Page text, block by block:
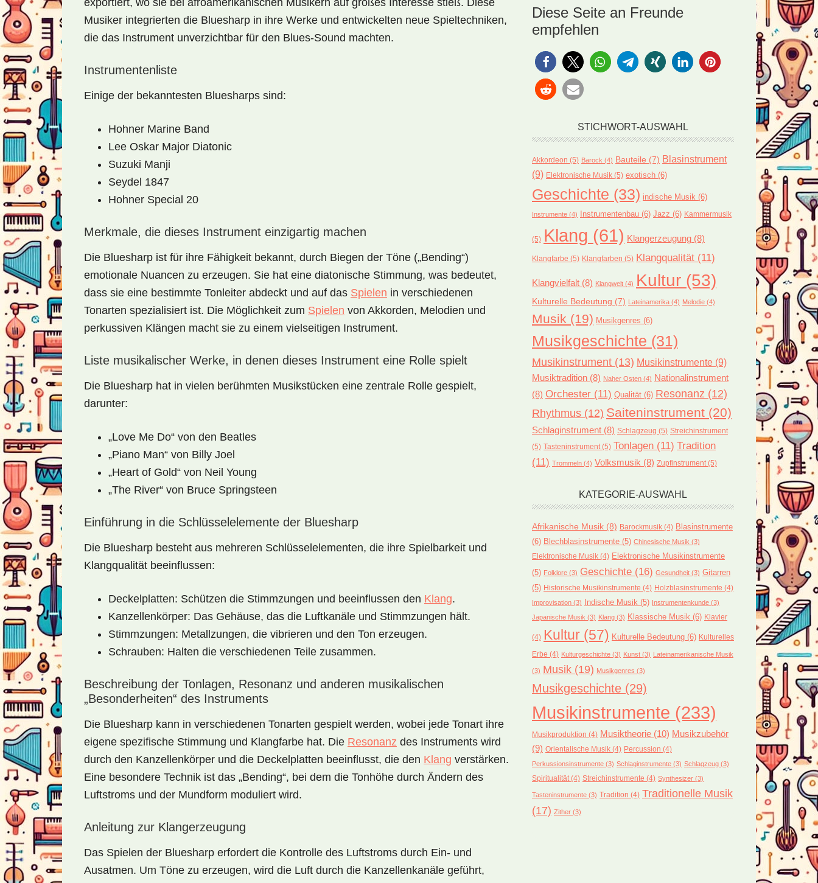
exportiert, wo sie bei afroamerikanischen Musikern auf großes Interesse stieß. Diese
Musiker integrierten die Bluesharp in ihre Werke und entwickelten neue Spieltechniken,
die das Instrument unverzichtbar für den Blues-Sound machten.
Instrumentenliste
Einige der bekanntesten Bluesharps sind:
Hohner Marine Band
Lee Oskar Major Diatonic
Suzuki Manji
Seydel 1847
Hohner Special 20
Merkmale, die dieses Instrument einzigartig machen
Die Bluesharp ist für ihre Fähigkeit bekannt, durch Biegen der Töne („Bending“)
emotionale Nuancen zu erzeugen. Sie hat eine diatonische Stimmung, was bedeutet,
dass sie eine bestimmte Tonleiter abdeckt und auf das Spielen in verschiedenen
Tonarten spezialisiert ist. Die Möglichkeit zum Spielen von Akkorden, Melodien und
perkussiven Klängen macht sie zu einem vielseitigen Instrument.
Liste musikalischer Werke, in denen dieses Instrument eine Rolle spielt
Die Bluesharp hat in vielen berühmten Musikstücken eine zentrale Rolle gespielt,
darunter:
„Love Me Do“ von den Beatles
„Piano Man“ von Billy Joel
„Heart of Gold“ von Neil Young
„The River“ von Bruce Springsteen
Einführung in die Schlüsselelemente der Bluesharp
Die Bluesharp besteht aus mehreren Schlüsselelementen, die ihre Spielbarkeit und
Klangqualität beeinflussen:
Deckelplatten: Schützen die Stimmzungen und beeinflussen den Klang.
Kanzellenkörper: Das Gehäuse, das die Luftkanäle und Stimmzungen hält.
Stimmzungen: Metallzungen, die vibrieren und den Ton erzeugen.
Schrauben: Halten die verschiedenen Teile zusammen.
Beschreibung der Tonlagen, Resonanz und anderen musikalischen
„Besonderheiten“ des Instruments
Die Bluesharp kann in verschiedenen Tonarten gespielt werden, wobei jede Tonart ihre
eigene spezifische Stimmung und Klangfarbe hat. Die Resonanz des Instruments wird
durch den Kanzellenkörper und die Deckelplatten beeinflusst, die den Klang verstärken.
Eine besondere Technik ist das „Bending“, bei dem die Tonhöhe durch Ändern des
Luftstroms und der Mundform moduliert wird.
Anleitung zur Klangerzeugung
Das Spielen der Bluesharp erfordert die Kontrolle des Luftstroms durch Ein- und
Ausatmen. Um Töne zu erzeugen, wird die Luft durch die Kanzellenkanäle geführt,
Diese Seite an Freunde
empfehlen
STICHWORT-AUSWAHL
Akkordeon (5) Barock (4) Bauteile (7) Blasinstrument
(9) Elektronische Musik (5) exotisch (6)
Geschichte (33) indische Musik (6)
Instrumente (4) Instrumentenbau (6) Jazz (6) Kammermusik
(5) Klang (61) Klangerzeugung (8)
Klangfarbe (5) Klangfarben (5) Klangqualität (11)
Klangvielfalt (8) Klangwelt (4) Kultur (53)
Kulturelle Bedeutung (7) Lateinamerika (4) Melodie (4)
Musik (19) Musikgenres (6)
Musikgeschichte (31)
Musikinstrument (13) Musikinstrumente (9)
Musiktradition (8) Naher Osten (4) Nationalinstrument
(8) Orchester (11) Qualität (6) Resonanz (12)
Rhythmus (12) Saiteninstrument (20)
Schlaginstrument (8) Schlagzeug (5) Streichinstrument
(5) Tasteninstrument(5) Tonlagen (11) Tradition
(11) Trommeln (4) Volksmusik (8) Zupfinstrument(5)
KATEGORIE-AUSWAHL
Afrikanische Musik (8) Barockmusik (4) Blasinstrumente
(6) Blechblasinstrumente (5) Chinesische Musik (3)
Elektronische Musik (4) Elektronische Musikinstrumente
(5) Folklore (3) Geschichte (16) Gesundheit (3) Gitarren
(5) Historische Musikinstrumente (4) Holzblasinstrumente (4)
Improvisation (3) Indische Musik (5) Instrumentenkunde (3)
Japanische Musik (3) Klang (3) Klassische Musik (6) Klavier
(4) Kultur (57) Kulturelle Bedeutung (6) Kulturelles
Erbe (4) Kulturgeschichte (3) Kunst (3) Lateinamerikanische Musik
(3) Musik (19) Musikgenres (3)
Musikgeschichte (29)
Musikinstrumente (233)
Musikproduktion (4) Musiktheorie (10) Musikzubehör
(9) Orientalische Musik (4) Percussion (4)
Perkussionsinstrumente (3) Schlaginstrumente (3) Schlagzeug (3)
Spiritualität (4) Streichinstrumente (4) Synthesizer (3)
Tasteninstrumente (3) Tradition (4) Traditionelle Musik
(17) Zither (3)